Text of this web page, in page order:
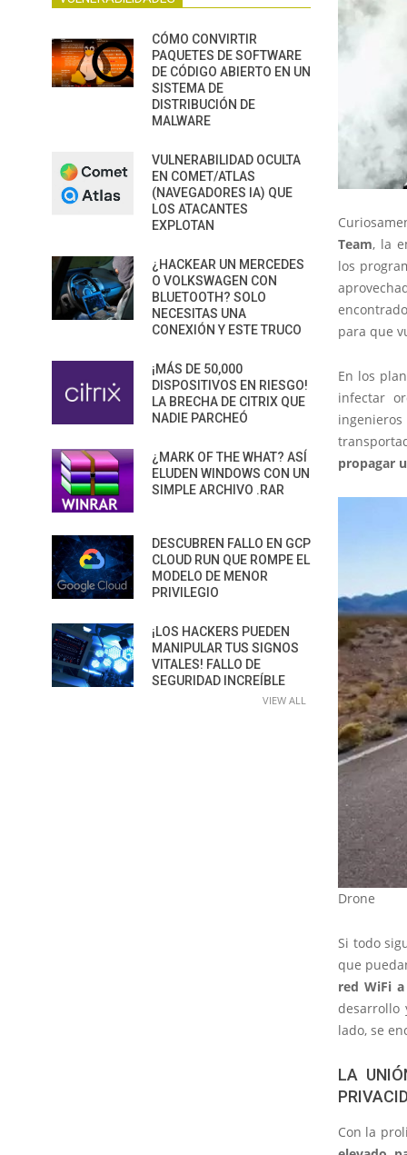
Team, la
los
para que
En los
infectar
propagar
Drone
Si todo
que
red WiFi
desarrollo
lado, se
LA
Con la
CÓMO CONVIRTIR
PAQUETES DE SOFTWARE
DE CÓDIGO ABIERTO EN UN
SISTEMA DE
DISTRIBUCIÓN DE
MALWARE
VULNERABILIDAD OCULTA
EN COMET/ATLAS
(NAVEGADORES IA) QUE
LOS ATACANTES
EXPLOTAN
¿HACKEAR UN MERCEDES
O VOLKSWAGEN CON
BLUETOOTH? SOLO
NECESITAS UNA
CONEXIÓN Y ESTE TRUCO
¡MÁS DE 50,000
DISPOSITIVOS EN RIESGO!
LA BRECHA DE CITRIX QUE
NADIE PARCHEÓ
¿MARK OF THE WHAT? ASÍ
ELUDEN WINDOWS CON UN
SIMPLE ARCHIVO .RAR
DESCUBREN FALLO EN GCP
CLOUD RUN QUE ROMPE EL
MODELO DE MENOR
PRIVILEGIO
¡LOS HACKERS PUEDEN
MANIPULAR TUS SIGNOS
VITALES! FALLO DE
SEGURIDAD INCREÍBLE
VIEW ALL